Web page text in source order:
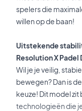
spelers die
willen op de baan!
Uitstekende
Resolution X
Wil je je veilig,
bewegen? Dan is
keuze! Dit model
technologieën die